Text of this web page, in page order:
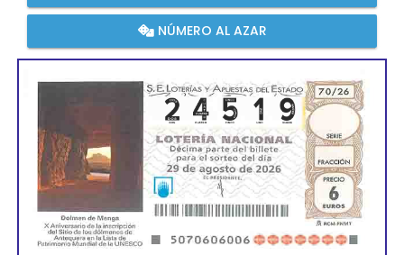
NÚMERO AL AZAR